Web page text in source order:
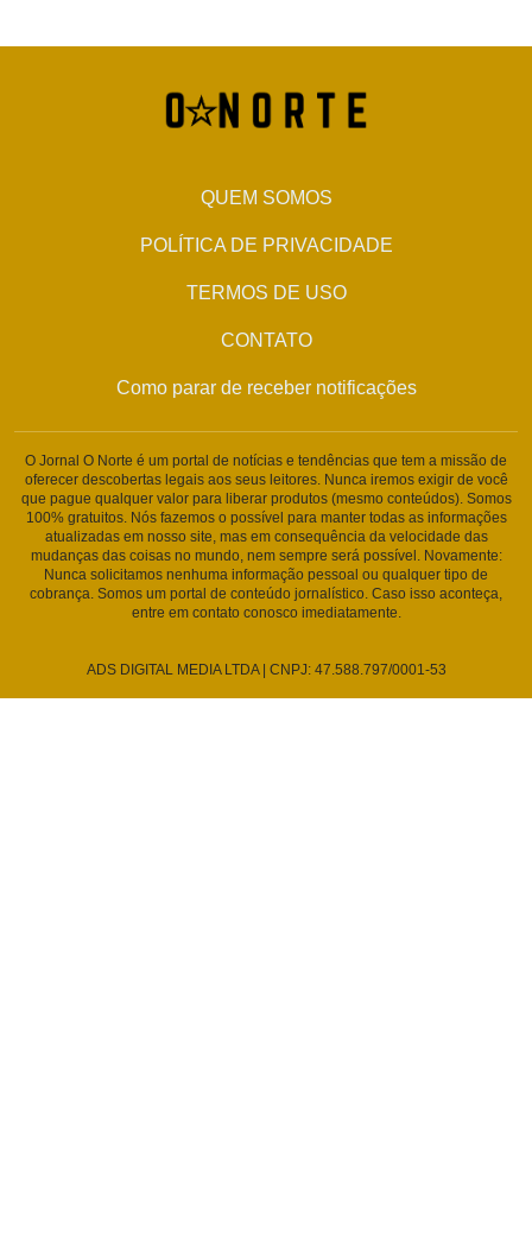
QUEM SOMOS
POLÍTICA DE PRIVACIDADE
TERMOS DE USO
CONTATO
Como parar de receber notificações
O Jornal O Norte é um portal de notícias e tendências que tem a missão de
oferecer descobertas legais aos seus leitores. Nunca iremos exigir de você
que pague qualquer valor para liberar produtos (mesmo conteúdos). Somos
100% gratuitos. Nós fazemos o possível para manter todas as informações
atualizadas em nosso site, mas em consequência da velocidade das
mudanças das coisas no mundo, nem sempre será possível. Novamente:
Nunca solicitamos nenhuma informação pessoal ou qualquer tipo de
cobrança. Somos um portal de conteúdo jornalístico. Caso isso aconteça,
entre em contato conosco imediatamente.
ADS DIGITAL MEDIA LTDA | CNPJ: 47.588.797/0001-53